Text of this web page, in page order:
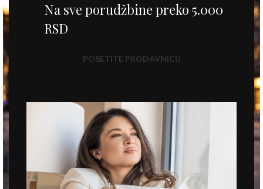
Na sve porudžbine preko 5.000
RSD
POSETITE PRODAVNICU